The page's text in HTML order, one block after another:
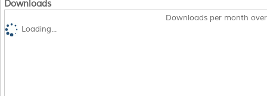
Downloads
Downloads per month
Loading...